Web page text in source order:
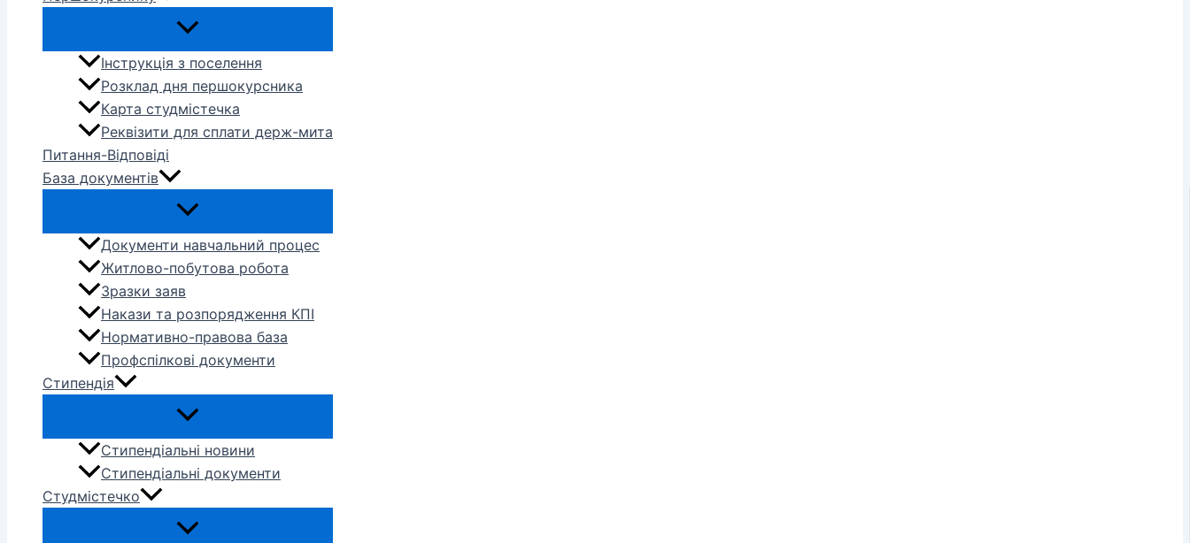
Інструкція з поселення
Розклад дня першокурсника
Карта студмістечка
Реквізити для сплати держ-мита
Питання-Відповіді
База документів
Документи навчальний процес
Житлово-побутова робота
Зразки заяв
Накази та розпорядження КПІ
Нормативно-правова база
Профспілкові документи
Стипендія
Стипендіальні новини
Стипендіальні документи
Студмістечко